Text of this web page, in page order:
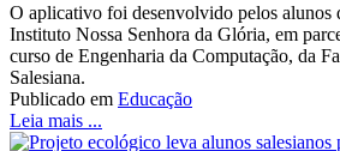
O aplicativo foi desenvolvido pelos alunos
Instituto Nossa Senhora da Glória, em
curso de Engenharia da Computação, da
Salesiana.
Publicado em Educação
Leia mais ...